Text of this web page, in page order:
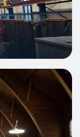
Produktions und
nicht mehr
133 St. Solow